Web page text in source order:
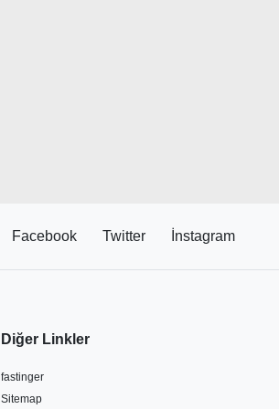
Facebook Twitter İnstagram
Diğer Linkler
fastinger
Sitemap